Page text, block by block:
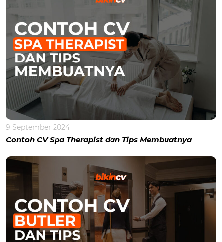
9 September 2024
Contoh CV Spa Therapist dan Tips Membuatnya